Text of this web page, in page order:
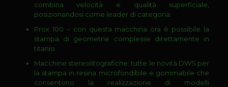
combina velocità e qualità superficiale,
posizionandosi come leader di categoria.
Prox 100 – con questa macchina ora è possibile la
stampa di geometrie complesse direttamente in
titanio.
Macchine stereolitografiche: tutte le novità DWS per
la stampa in resina microfondibile e gommabile che
consentono la realizzazione di modelli